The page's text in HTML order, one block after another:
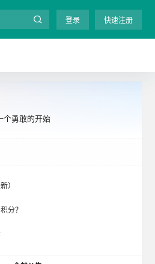
登录 快速注册
个勇敢的开始
）
分？